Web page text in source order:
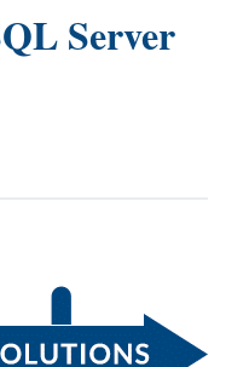
Server